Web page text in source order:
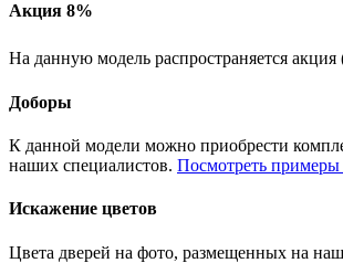
Акция 8%
На данную модель распространяется акция
Доборы
К данной модели можно приобрести
наших специалистов. Посмотреть примеры
Искажение цветов
Цвета дверей на фото, размещенных на